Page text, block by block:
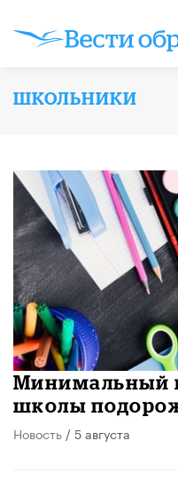
ШКОЛЬНИКИ
Минимальный
школы
Новость / 5 августа